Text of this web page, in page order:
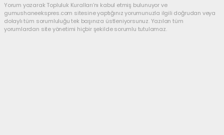
Yorum yazarak Topluluk Kuralları’nı kabul etmiş bulunuyor ve
gumushaneekspres.com sitesine yaptığınız yorumunuzla ilgili doğrudan veya
dolaylı tüm sorumluluğu tek başınıza üstleniyorsunuz. Yazılan tüm
yorumlardan site yönetimi hiçbir şekilde sorumlu tutulamaz.